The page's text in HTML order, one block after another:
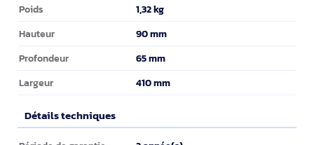
Poids 1,32 kg
Hauteur 90 mm
Profondeur 65 mm
Largeur 410 mm
Détails techniques
Détails techniques